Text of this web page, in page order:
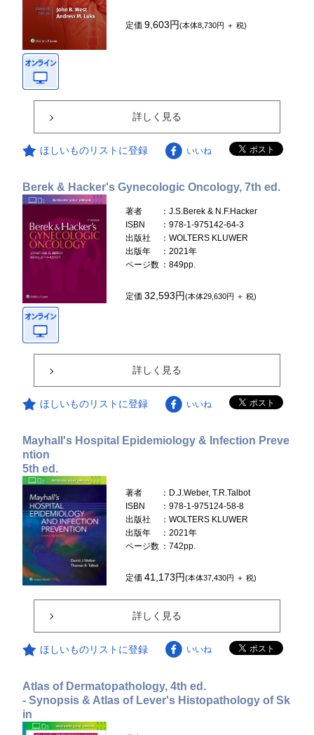
定価9,603円(本体8,730円 ＋ 税)
詳しく見る
ほしいものリストに登録 いいね
Berek & Hacker's Gynecologic Oncology, 7th ed.
著者
：J.S.Berek & N.F.Hacker
ISBN
：978-1-975142-64-3
出版社
：WOLTERS KLUWER
出版年
：2021年
ページ数 ：849pp.
定価32,593円(本体29,630円 ＋ 税)
詳しく見る
ほしいものリストに登録 いいね
Mayhall's Hospital Epidemiology & Infection Preve
ntion
5th ed.
著者
：D.J.Weber, T.R.Talbot
ISBN
：978-1-975124-58-8
出版社
：WOLTERS KLUWER
出版年
：2021年
ページ数 ：742pp.
定価41,173円(本体37,430円 ＋ 税)
詳しく見る
ほしいものリストに登録 いいね
Atlas of Dermatopathology, 4th ed.
- Synopsis & Atlas of Lever's Histopathology of Sk
in